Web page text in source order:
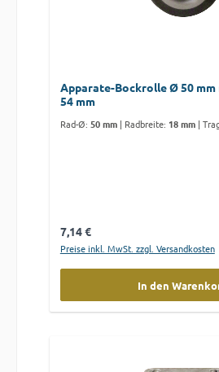
Apparate-Bockrolle Ø 50
54 mm
Rad-Ø: 50 mm | Radbreite: 18 mm |
Regulärer Preis:
7,14 €
Preise inkl. MwSt. zzgl. Versandkosten
In den